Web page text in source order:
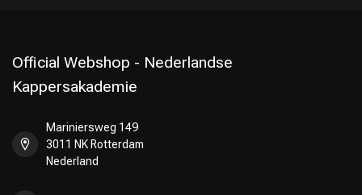
Omvorming
Official Webshop - Nederlandse
Kappersakademie
Mariniersweg 149
3011 NK Rotterdam
Nederland